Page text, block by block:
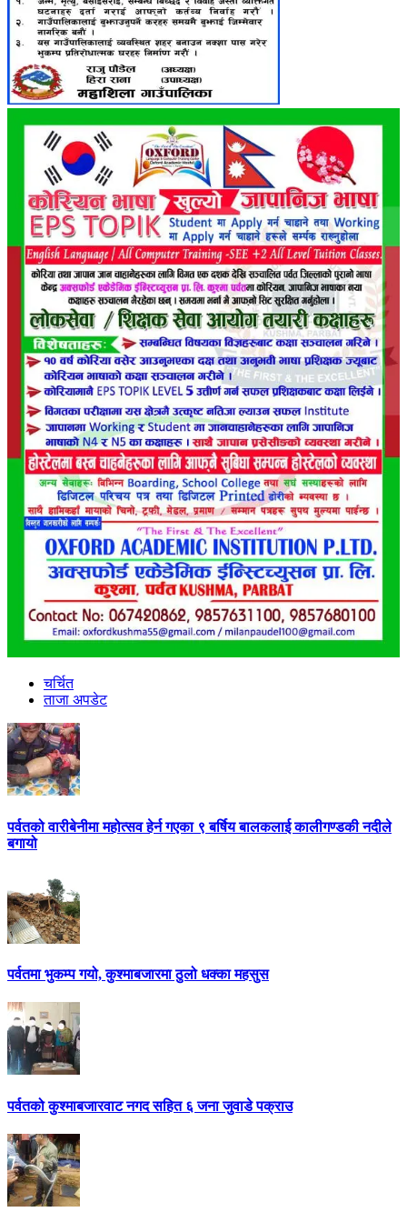
चर्चित
ताजा अपडेट
पर्वतको वारीबेनीमा महोत्सव हेर्न गएका ९ बर्षिय बालकलाई कालीगण्डकी नदीले
बगायो
पर्वतमा भुकम्प गयो, कुश्माबजारमा ठुलो धक्का महसुस
पर्वतको कुश्माबजारवाट नगद सहित ६ जना जुवाडे पक्राउ